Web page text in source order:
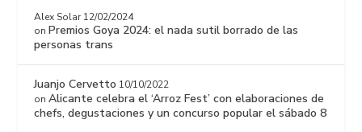
Alex Solar 12/02/2024
on Premios Goya 2024: el nada sutil borrado de las
personas trans
Juanjo Cervetto 10/10/2022
onAlicante celebra el ‘Arroz Fest’ con elaboraciones de
chefs, degustaciones y un concurso popular el sábado 8